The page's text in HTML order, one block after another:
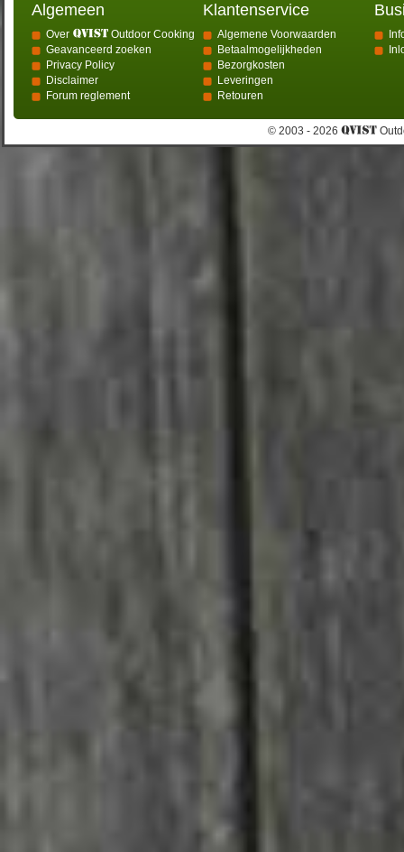
Algemeen
Over
Outdoor Cooking
Geavanceerd zoeken
Privacy Policy
Disclaimer
Forum reglement
Klantenservice
Algemene Voorwaarden
Betaalmogelijkheden
Bezorgkosten
Leveringen
Retouren
© 2003 - 2026